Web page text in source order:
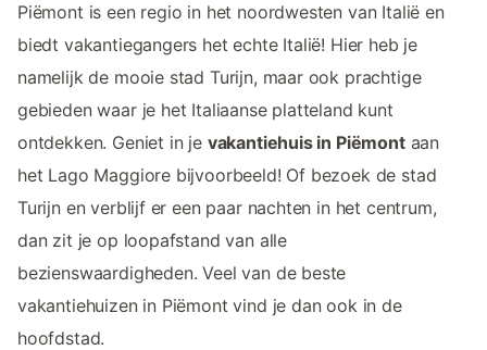
Piëmont is een regio in het noordwesten van Italië en
biedt vakantiegangers het echte Italië! Hier heb je
namelijk de mooie stad Turijn, maar ook prachtige
gebieden waar je het Italiaanse platteland kunt
ontdekken. Geniet in je vakantiehuis in Piëmontaan
het Lago Maggiore bijvoorbeeld! Of bezoek de stad
Turijn en verblijf er een paar nachten in het centrum,
dan zit je op loopafstand van alle
bezienswaardigheden. Veel van de beste
vakantiehuizen in Piëmont vind je dan ook in de
hoofdstad.